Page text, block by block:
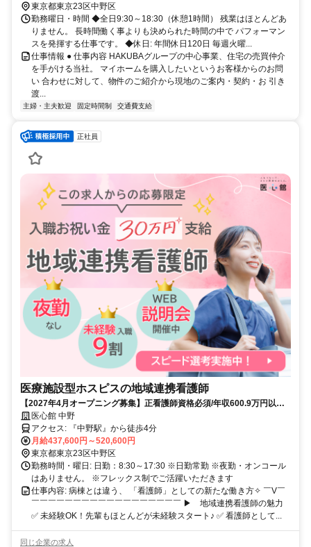
東京都東京23区中野区
勤務曜日・時間 ◆全日9:30～18:30（休憩1時間） 残業はほとんどあ
りません。 長時間働く事よりも決められた時間の中で パフォーマン
スを発揮する仕事です。 ◆休日: 年間休日120日 毎週火曜...
仕事情報 ● 仕事内容 HAKUBAグループの中心事業、住宅の売買仲介
を手がける当社。 マイホームを購入したいというお客様からのお問
い 合わせに対して、物件のご紹介から現地のご案内・契約・お 引き
渡...
主婦・主夫歓迎 固定時間制 交通費支給
正社員
医療施設型ホスピスの地域連携看護師
【2027年4月オープニング募集】正看護師資格必須/年収600.9万円以上/
夜勤なし/年間休日115日/入社祝い金あり
医心館 中野
アクセス: 『中野駅』から徒歩4分
月給437,600円～520,600円
東京都東京23区中野区
勤務時間・曜日: 日勤：8:30～17:30 ※日勤常勤 ※夜勤・オンコール
はありません。 ※フレックス制でご活躍いただきます
仕事内容: 病棟とは違う、 「看護師」としての新たな働き方✧ ￣V￣
￣￣￣￣￣￣￣￣￣￣￣￣￣￣￣￣￣￣ ▶ 地域連携看護師の魅力
✅ 未経験OK！先輩もほとんどが未経験スタート♪ ✅ 看護師として...
同じ企業の求人